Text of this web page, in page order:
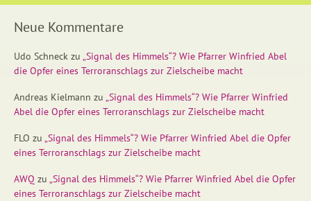
Neue Kommentare
Udo Schneck zu „Signal des Himmels“? Wie Pfarrer Winfried Abel
die Opfer eines Terroranschlags zur Zielscheibe macht
Andreas Kielmann zu „Signal des Himmels“? Wie Pfarrer Winfried
Abel die Opfer eines Terroranschlags zur Zielscheibe macht
FLO zu „Signal des Himmels“? Wie Pfarrer Winfried Abel die Opfer
eines Terroranschlags zur Zielscheibe macht
AWQ zu „Signal des Himmels“? Wie Pfarrer Winfried Abel die Opfer
eines Terroranschlags zur Zielscheibe macht